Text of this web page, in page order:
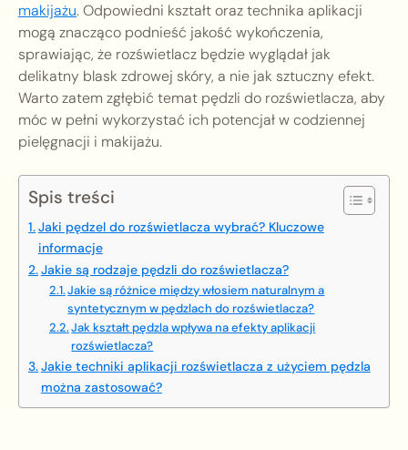
makijażu. Odpowiedni kształt oraz technika aplikacji
mogą znacząco podnieść jakość wykończenia,
sprawiając, że rozświetlacz będzie wyglądał jak
delikatny blask zdrowej skóry, a nie jak sztuczny efekt.
Warto zatem zgłębić temat pędzli do rozświetlacza, aby
móc w pełni wykorzystać ich potencjał w codziennej
pielęgnacji i makijażu.
Spis treści
Jaki pędzel do rozświetlacza wybrać? Kluczowe
informacje
Jakie są rodzaje pędzli do rozświetlacza?
Jakie są różnice między włosiem naturalnym a
syntetycznym w pędzlach do rozświetlacza?
Jak kształt pędzla wpływa na efekty aplikacji
rozświetlacza?
Jakie techniki aplikacji rozświetlacza z użyciem pędzla
można zastosować?